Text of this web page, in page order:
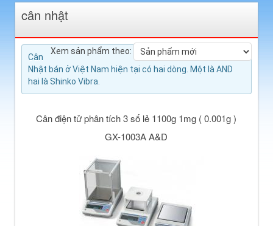
cân nhật
Xem sản phẩm theo:
Cân
Nhật bán ở Việt Nam hiện tại có hai dòng. Một là AND
hai là Shinko Vibra.
Cân điện tử phân tích 3 số lẻ 1100g 1mg ( 0.001g )
GX-1003A A&D